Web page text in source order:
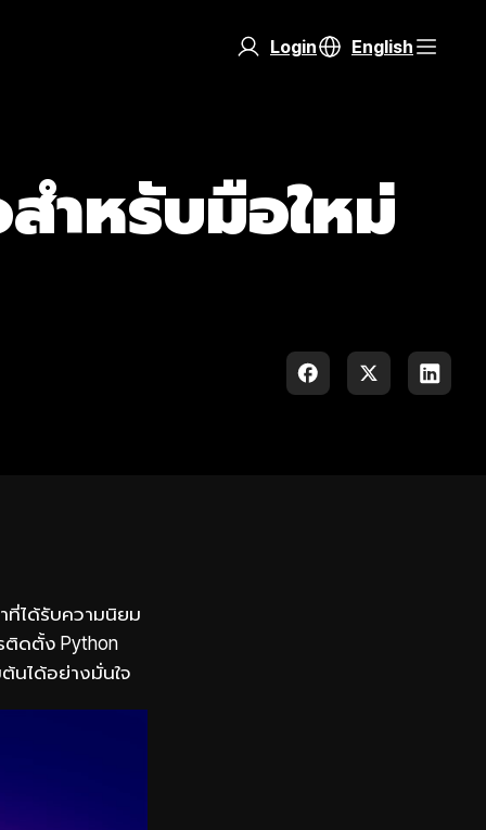
Login English
ำหรับมือใหม่
ที่ได้รับความนิยม
ติดตั้ง Python
นได้อย่างมั่นใจ